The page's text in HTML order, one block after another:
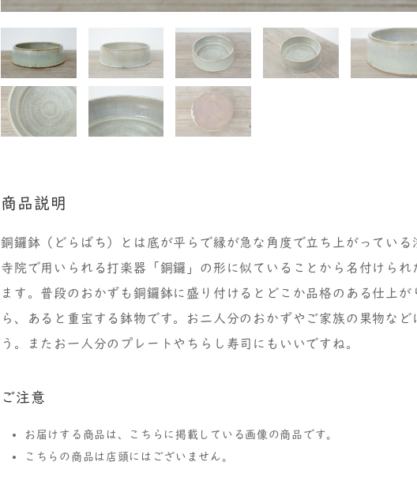
商品説明
銅鑼鉢（どらばち）とは底が平らで縁が急な角度で立ち上がっている
寺院で用いられる打楽器「銅鑼」の形に似ていることから名付けられ
ます。 普段のおかずも銅鑼鉢に盛り付けるとどこか品格のある仕上が
ら、あると重宝する鉢物です。お二人分のおかずやご家族の果物など
う。またお一人分のプレートやちらし寿司にもいいですね。
ご注意
お届けする商品は、こちらに掲載している画像の商品です。
こちらの商品は店頭にはございません。